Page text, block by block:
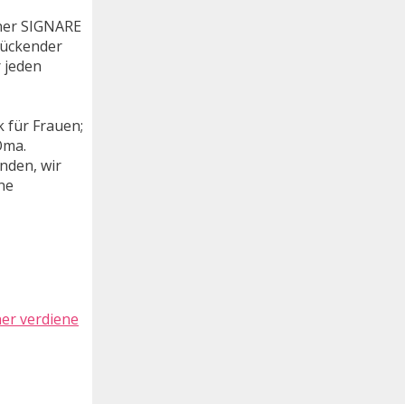
SIGNARE
für Frauen;
wir
verdiene